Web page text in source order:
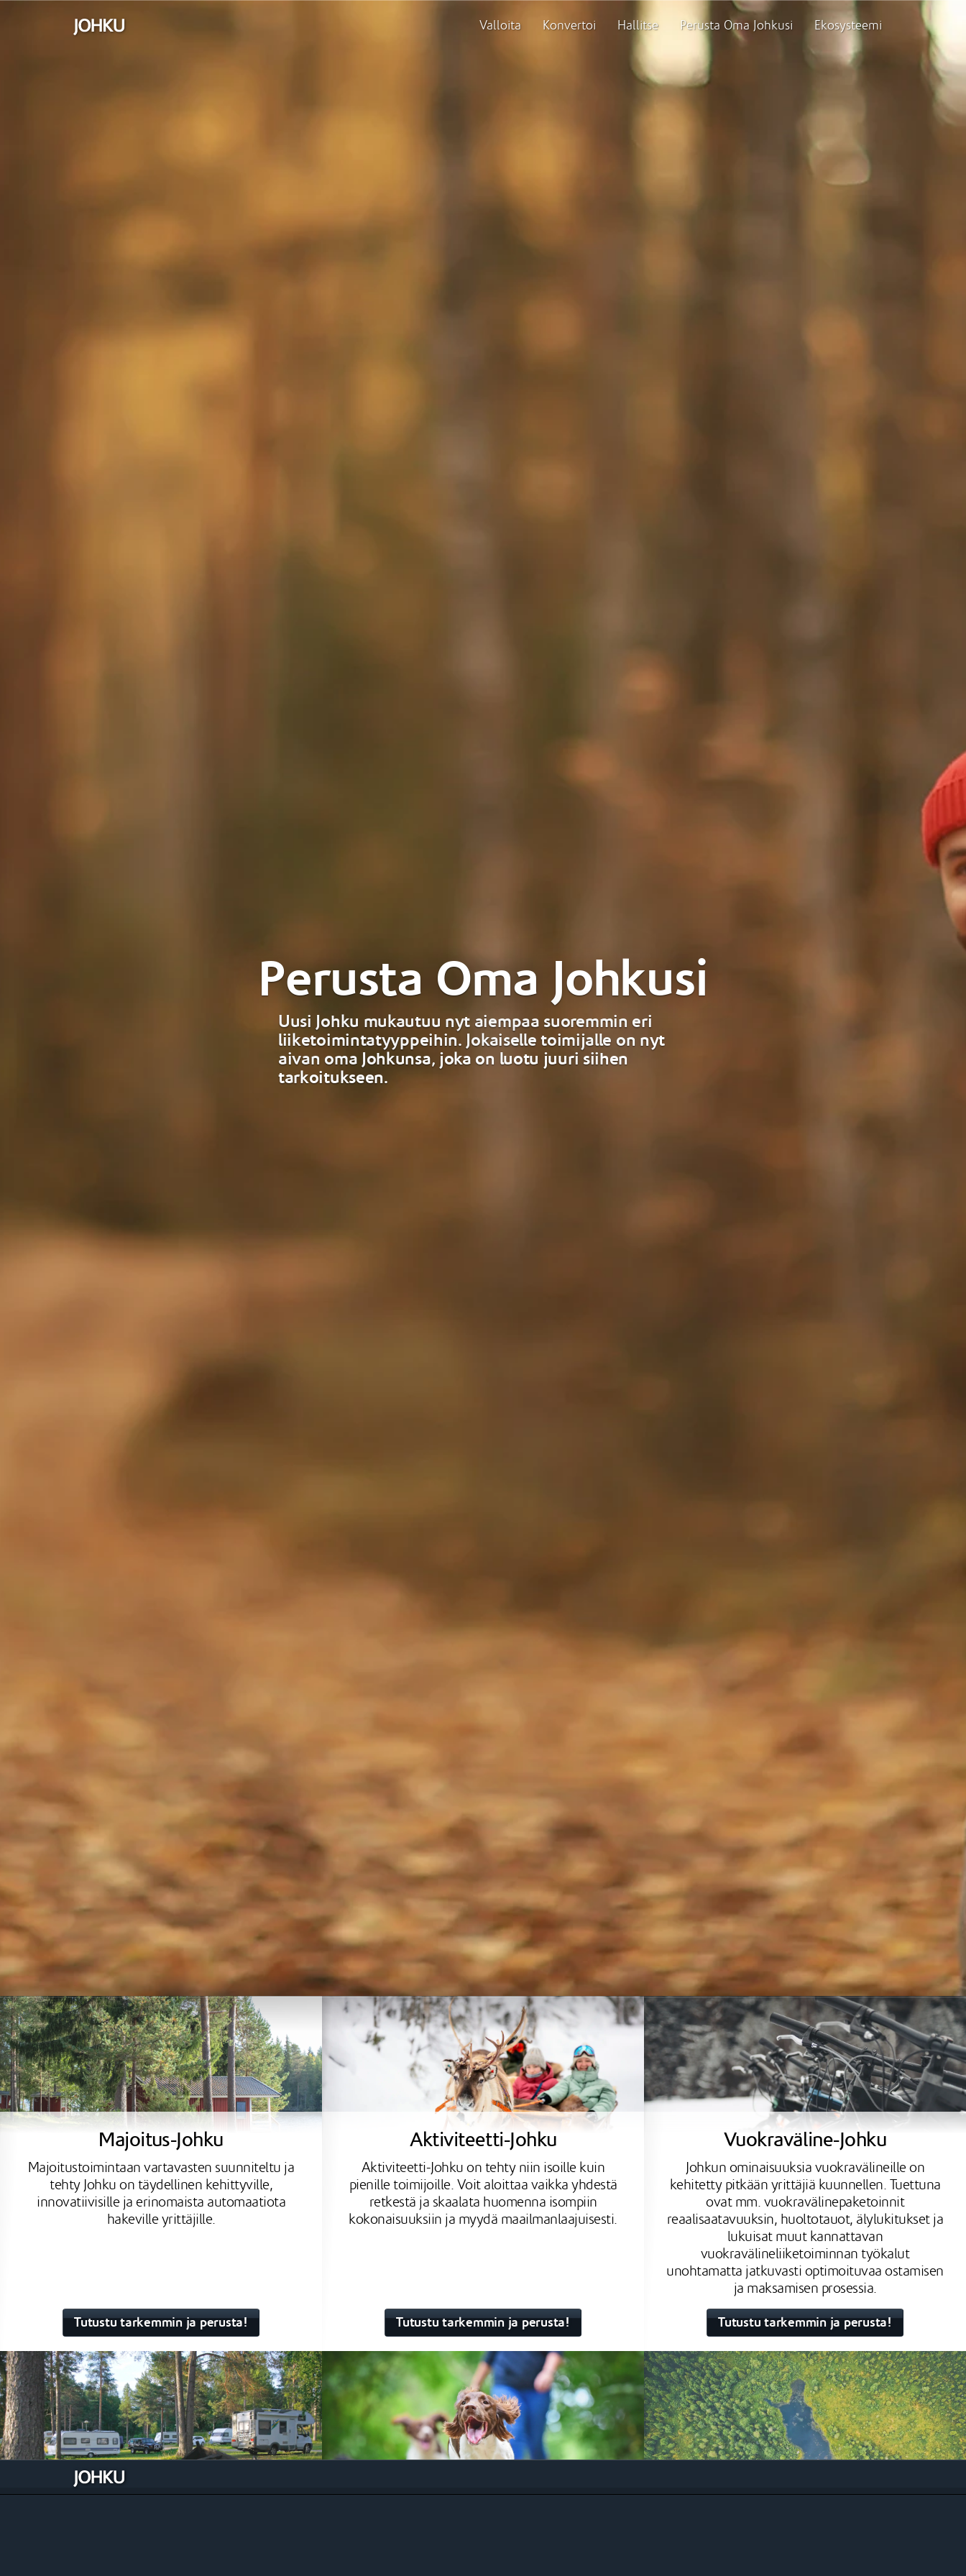
Valloita Konvertoi Hallitse Perusta Oma Johkusi Ekosysteemi
Perusta Oma Johkusi
Uusi Johku mukautuu nyt aiempaa suoremmin eri
liiketoimintatyyppeihin. Jokaiselle toimijalle on nyt
aivan oma Johkunsa, joka on luotu juuri siihen
tarkoitukseen.
Tutustu tarkemmin ja perusta!
Majoitus-Johku
Majoitustoimintaan vartavasten suunniteltu ja
tehty Johku on täydellinen kehittyville,
innovatiivisille ja erinomaista automaatiota
hakeville yrittäjille.
Tutustu tarkemmin ja perusta!
Aktiviteetti-Johku
Aktiviteetti-Johku on tehty niin isoille kuin
pienille toimijoille. Voit aloittaa vaikka yhdestä
retkestä ja skaalata huomenna isompiin
kokonaisuuksiin ja myydä maailmanlaajuisesti.
Tutustu tarkemmin ja perusta!
Vuokraväline-Johku
Johkun ominaisuuksia vuokravälineille on
kehitetty pitkään yrittäjiä kuunnellen. Tuettuna
ovat mm. vuokravälinepaketoinnit
reaalisaatavuuksin, huoltotauot, älylukitukset ja
lukuisat muut kannattavan
vuokravälineliiketoiminnan työkalut
unohtamatta jatkuvasti optimoituvaa ostamisen
ja maksamisen prosessia.
Johku Caravan Johku Koirat Ratkaisuja eri liiketoimintoihin